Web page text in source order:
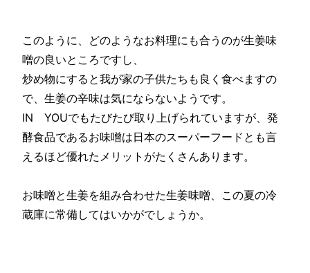
このように、どのようなお料理にも合うのが生姜味
噌の良いところですし、
炒め物にすると我が家の子供たちも良く食べますの
で、生姜の辛味は気にならないようです。
IN YOUでもたびたび取り上げられていますが、発
酵食品であるお味噌は日本のスーパーフードとも言
えるほど優れたメリットがたくさんあります。
お味噌と生姜を組み合わせた生姜味噌、この夏の冷
蔵庫に常備してはいかがでしょうか。